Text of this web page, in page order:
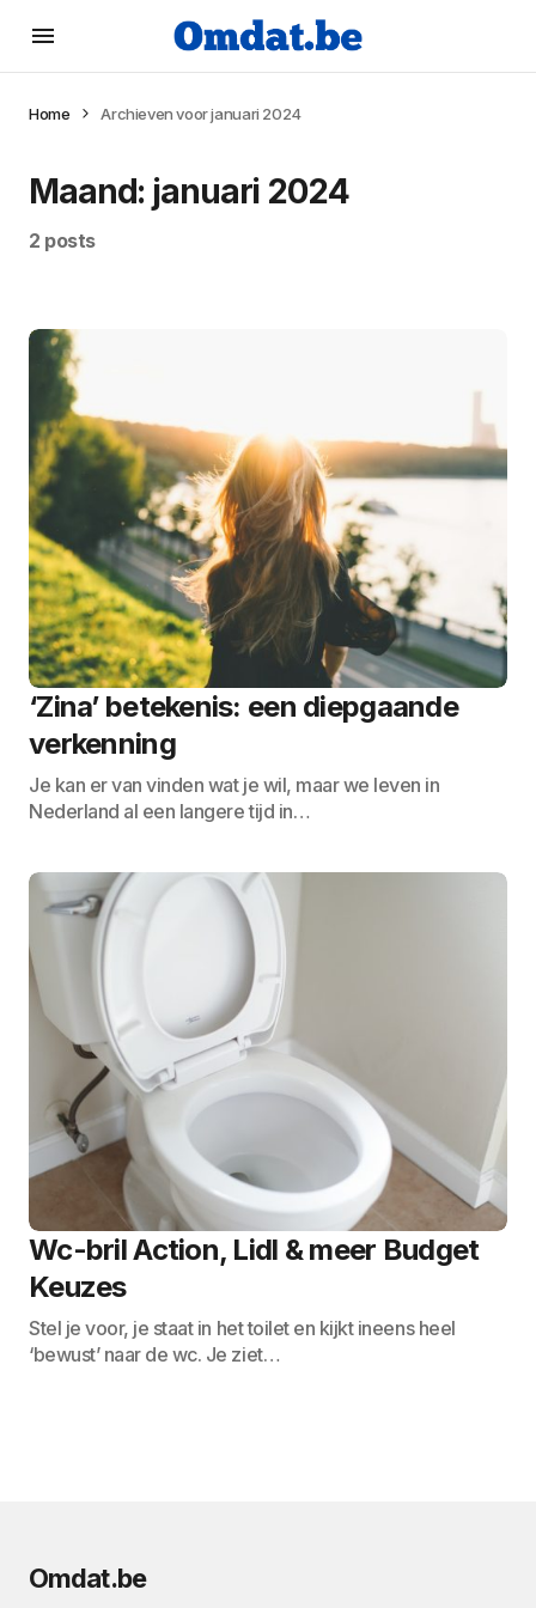
Home Archieven voor januari 2024
Maand: januari 2024
2 posts
‘Zina’ betekenis: een diepgaande
verkenning
Je kan er van vinden wat je wil, maar we leven in
Nederland al een langere tijd in…
Wc-bril Action, Lidl & meer Budget
Keuzes
Stel je voor, je staat in het toilet en kijkt ineens heel
‘bewust’ naar de wc. Je ziet…
Omdat.be